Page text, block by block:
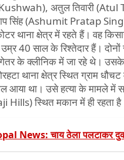
अतुल तिवारी
सिंह (Ashumit Pratap Singh)
थाना क्षेत्र में रहते हैं। वह
40 साल के रिश्तेदार हैं।
के क्लीनिक में जा रहे थे। उसके
थाना क्षेत्र स्थित ग्राम
आया था। उसे हत्या के
Hills) स्थित मकान में ही रहता
News: चाय ठेला पलटाकर